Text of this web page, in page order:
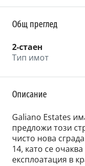
Общ преглед
2-стаен
Тип имот
Описание
Galiano Estates
предложи този
чисто нова
14, като се
експлоатация в